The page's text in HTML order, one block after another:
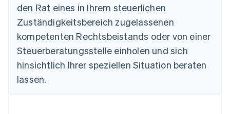
den Rat eines in Ihrem steuerlichen
Zuständigkeitsbereich zugelassenen
kompetenten Rechtsbeistands oder von einer
Steuerberatungsstelle einholen und sich
hinsichtlich Ihrer speziellen Situation beraten
lassen.
Dänemark
Deutschland
DeutschEnglish
Estland
English
Festlandchina
简体中文
EnglishSvenska